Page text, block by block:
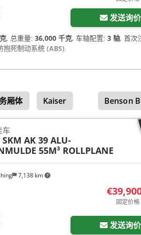
发送询价
, 总重量: 36,000 千克, 车轴配置: 3 轴, 首次
抱死制动系统 (ABS),
厢体 Kaiser Benson
7,138 km
车
SKM AK 39 ALU-
55M³ ROLLPLANE
固定价
发送询价